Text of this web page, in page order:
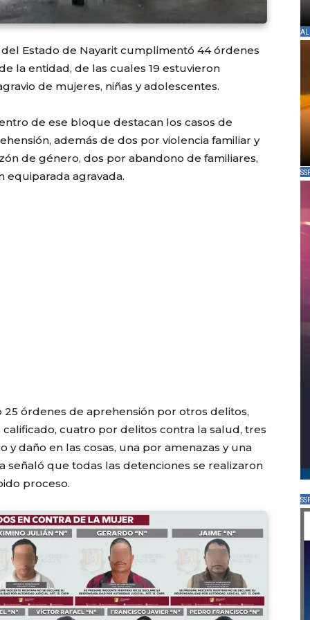
Estado de Nayarit cumplimentó 44 órdenes
la entidad, de las cuales 19 estuvieron
de mujeres, niñas y adolescentes.
de ese bloque destacan los casos de
además de dos por violencia familiar y
de género, dos por abandono de familiares,
equiparada agravada.
órdenes de aprehensión por otros delitos,
cuatro por delitos contra la salud, tres
daño en las cosas, una por amenazas y una
señaló que todas las detenciones se realizaron
proceso.